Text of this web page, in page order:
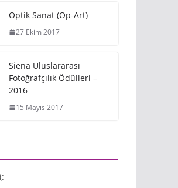
Optik Sanat (Op-Art)
27 Ekim 2017
Siena Uluslararası
Fotoğrafçılık Ödülleri –
2016
15 Mayıs 2017